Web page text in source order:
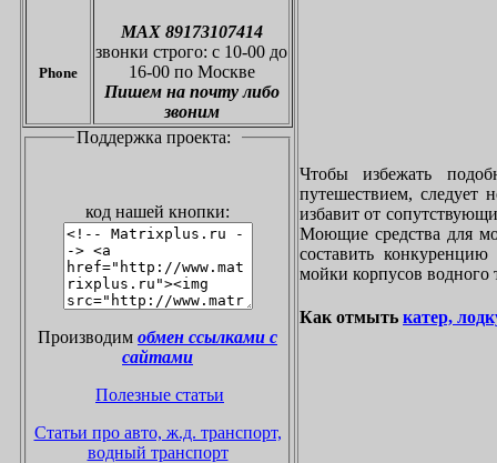
Phone
МАХ 89173107414
звонки строго: с 10-00 до
16-00 по Москве
Пишем на почту либо
звоним
Поддержка проекта:
код нашей кнопки:
Производим обмен ссылками с
сайтами
Полезные статьи
Статьи про авто, ж.д. транспорт,
водный транспорт
Чтобы избежать
путешествием, следует
избавит от
Моющие средства для
составить
мойки корпусов водного
Как отмыть катер,